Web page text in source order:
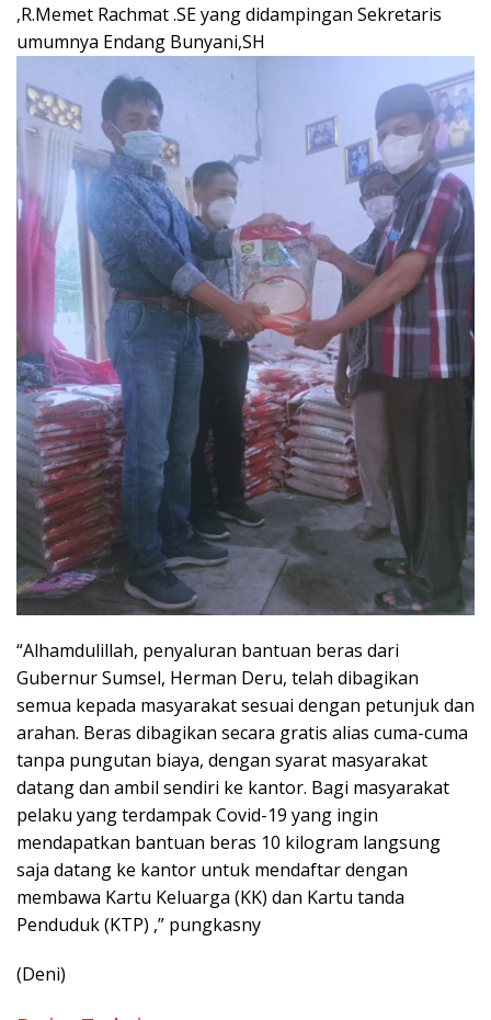
,R.Memet Rachmat .SE yang didampingan Sekretaris
umumnya Endang Bunyani,SH
“Alhamdulillah, penyaluran bantuan beras dari
Gubernur Sumsel, Herman Deru, telah dibagikan
semua kepada masyarakat sesuai dengan petunjuk dan
arahan. Beras dibagikan secara gratis alias cuma-cuma
tanpa pungutan biaya, dengan syarat masyarakat
datang dan ambil sendiri ke kantor. Bagi masyarakat
pelaku yang terdampak Covid-19 yang ingin
mendapatkan bantuan beras 10 kilogram langsung
saja datang ke kantor untuk mendaftar dengan
membawa Kartu Keluarga (KK) dan Kartu tanda
Penduduk (KTP) ,” pungkasny
(Deni)